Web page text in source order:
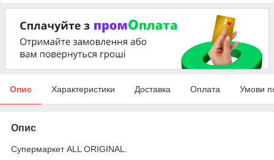
Опис Характеристики Доставка Оплата Умови
Опис
Супермаркет ALL ORIGINAL.